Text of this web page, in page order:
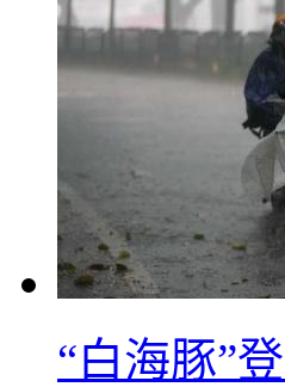
“白海豚”